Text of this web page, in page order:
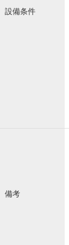
設備条件
備考